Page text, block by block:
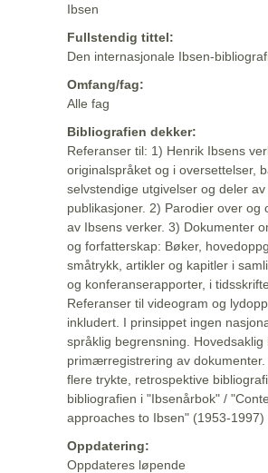
Ibsen
Fullstendig tittel:
Den internasjonale Ibsen-
Omfang/fag:
Alle fag
Bibliografien dekker:
Referanser til: 1) Henrik Ibsens
originalspråket og i oversettelser,
selvstendige utgivelser og deler av
publikasjoner. 2) Parodier over og
av Ibsens verker. 3) Dokumenter
og forfatterskap: Bøker,
småtrykk, artikler og kapitler i
og konferanserapporter, i
Referanser til videogram og
inkludert. I prinsippet ingen
språklig begrensning. Hovedsaklig
primærregistrering av
flere trykte, retrospektive
bibliografien i "Ibsenårbok" /
approaches to Ibsen" (1953-1997)
Oppdatering:
Oppdateres løpende